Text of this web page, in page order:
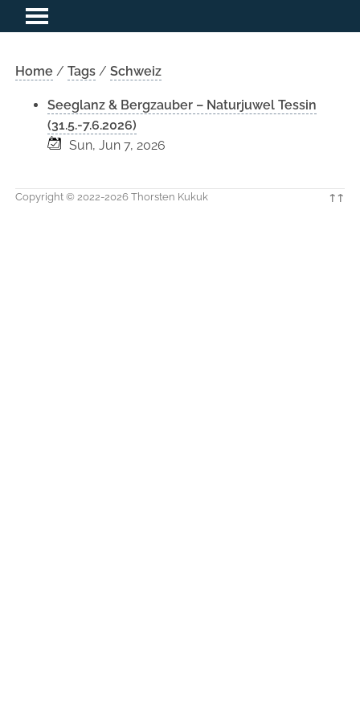
Home / Tags/ Schweiz
Seeglanz & Bergzauber – Naturjuwel Tessin
(31.5.-7.6.2026)
Sun, Jun 7, 2026
Copyright © 2022-2026 Thorsten Kukuk ↑↑